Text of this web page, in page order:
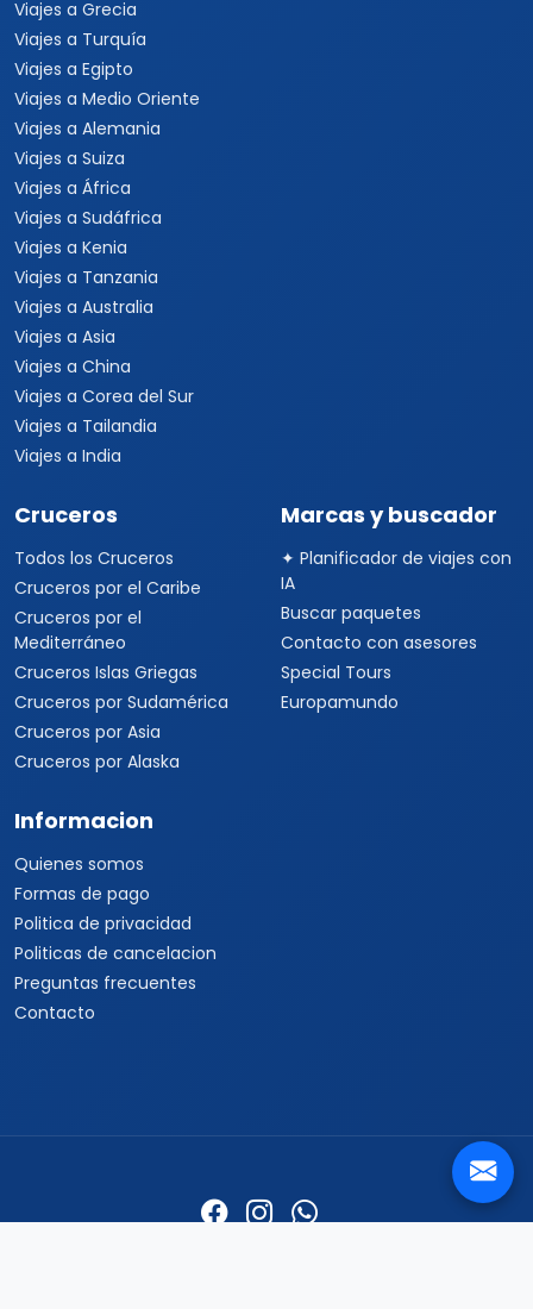
Viajes a Grecia
Viajes a Turquía
Viajes a Egipto
Viajes a Medio Oriente
Viajes a Alemania
Viajes a Suiza
Viajes a África
Viajes a Sudáfrica
Viajes a Kenia
Viajes a Tanzania
Viajes a Australia
Viajes a Asia
Viajes a China
Viajes a Corea del Sur
Viajes a Tailandia
Viajes a India
Cruceros
Todos los Cruceros
Cruceros por el Caribe
Cruceros por el
Mediterráneo
Cruceros Islas Griegas
Cruceros por Sudamérica
Cruceros por Asia
Cruceros por Alaska
Marcas y buscador
✦ Planificador de viajes con
IA
Buscar paquetes
Contacto con asesores
Special Tours
Europamundo
Informacion
Quienes somos
Formas de pago
Politica de privacidad
Politicas de cancelacion
Preguntas frecuentes
Contacto